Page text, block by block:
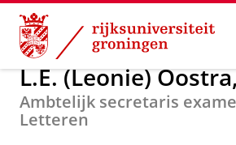
Skip
Content
Skip
Navigation
Over ons L.E. (Leonie)
L.E. (Leonie)
Ambtelijk secretaris
Letteren